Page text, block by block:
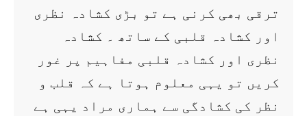
ترقی بھی کرنی ہے تو بڑی کشادہ نظری
اور کشادہ قلبی کے ساتھ ۔ کشادہ
نظری اور کشادہ قلبی مفاہیم پر غور
کریں تو یہی معلوم ہوتا ہے کہ قلب و
نظر کی کشادگی سے ہماری مراد یہی ہے